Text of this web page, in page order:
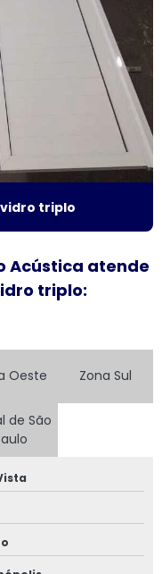
giro
triplo
Acústica atende
triplo:
Oeste Zona Sul
de São